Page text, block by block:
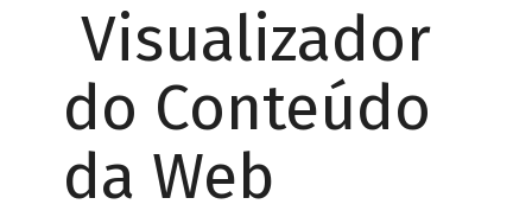
Visualizador
do Conteúdo
da Web